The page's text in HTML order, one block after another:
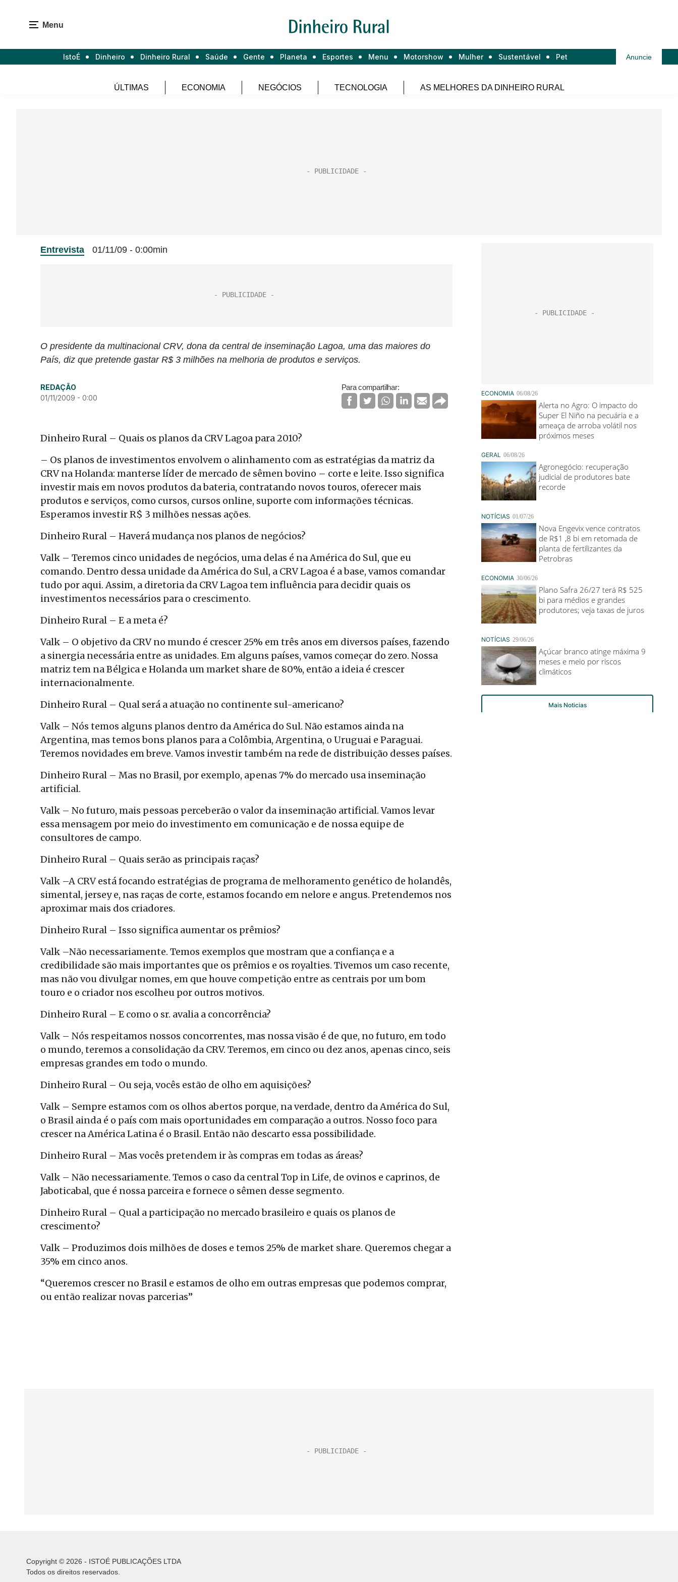
Menu
IstoÉ Dinheiro Dinheiro Rural Saúde Gente Planeta Esportes Menu Motorshow Mulher Sustentável Pet Anuncie
ÚLTIMAS ECONOMIA NEGÓCIOS TECNOLOGIA AS MELHORES DA DINHEIRO RURAL
Entrevista 01/11/09 - 0:00min
O presidente da multinacional CRV, dona da central de inseminação Lagoa, uma das maiores do
País, diz que pretende gastar R$ 3 milhões na melhoria de produtos e serviços.
REDAÇÃO
01/11/2009 - 0:00
Para compartilhar:
Dinheiro Rural – Quais os planos da CRV Lagoa para 2010?
– Os planos de investimentos envolvem o alinhamento com as estratégias da matriz da
CRV na Holanda: manterse líder de mercado de sêmen bovino – corte e leite. Isso significa
investir mais em novos produtos da bateria, contratando novos touros, oferecer mais
produtos e serviços, como cursos, cursos online, suporte com informações técnicas.
Esperamos investir R$ 3 milhões nessas ações.
Dinheiro Rural – Haverá mudança nos planos de negócios?
Valk – Teremos cinco unidades de negócios, uma delas é na América do Sul, que eu
comando. Dentro dessa unidade da América do Sul, a CRV Lagoa é a base, vamos comandar
tudo por aqui. Assim, a diretoria da CRV Lagoa tem influência para decidir quais os
investimentos necessários para o crescimento.
Dinheiro Rural – E a meta é?
Valk – O objetivo da CRV no mundo é crescer 25% em três anos em diversos países, fazendo
a sinergia necessária entre as unidades. Em alguns países, vamos começar do zero. Nossa
matriz tem na Bélgica e Holanda um market share de 80%, então a ideia é crescer
internacionalmente.
Dinheiro Rural – Qual será a atuação no continente sul-americano?
Valk – Nós temos alguns planos dentro da América do Sul. Não estamos ainda na
Argentina, mas temos bons planos para a Colômbia, Argentina, o Uruguai e Paraguai.
Teremos novidades em breve. Vamos investir também na rede de distribuição desses países.
Dinheiro Rural – Mas no Brasil, por exemplo, apenas 7% do mercado usa inseminação
artificial.
Valk – No futuro, mais pessoas perceberão o valor da inseminação artificial. Vamos levar
essa mensagem por meio do investimento em comunicação e de nossa equipe de
consultores de campo.
Dinheiro Rural – Quais serão as principais raças?
Valk –A CRV está focando estratégias de programa de melhoramento genético de holandês,
simental, jersey e, nas raças de corte, estamos focando em nelore e angus. Pretendemos nos
aproximar mais dos criadores.
Dinheiro Rural – Isso significa aumentar os prêmios?
Valk –Não necessariamente. Temos exemplos que mostram que a confiança e a
credibilidade são mais importantes que os prêmios e os royalties. Tivemos um caso recente,
mas não vou divulgar nomes, em que houve competição entre as centrais por um bom
touro e o criador nos escolheu por outros motivos.
Dinheiro Rural – E como o sr. avalia a concorrência?
Valk – Nós respeitamos nossos concorrentes, mas nossa visão é de que, no futuro, em todo
o mundo, teremos a consolidação da CRV. Teremos, em cinco ou dez anos, apenas cinco, seis
empresas grandes em todo o mundo.
Dinheiro Rural – Ou seja, vocês estão de olho em aquisições?
Valk – Sempre estamos com os olhos abertos porque, na verdade, dentro da América do Sul,
o Brasil ainda é o país com mais oportunidades em comparação a outros. Nosso foco para
crescer na América Latina é o Brasil. Então não descarto essa possibilidade.
Dinheiro Rural – Mas vocês pretendem ir às compras em todas as áreas?
Valk – Não necessariamente. Temos o caso da central Top in Life, de ovinos e caprinos, de
Jaboticabal, que é nossa parceira e fornece o sêmen desse segmento.
Dinheiro Rural – Qual a participação no mercado brasileiro e quais os planos de
crescimento?
Valk – Produzimos dois milhões de doses e temos 25% de market share. Queremos chegar a
35% em cinco anos.
“Queremos crescer no Brasil e estamos de olho em outras empresas que podemos comprar,
ou então realizar novas parcerias”
Copyright © 2026 - ISTOÉ PUBLICAÇÕES LTDA
Todos os direitos reservados.